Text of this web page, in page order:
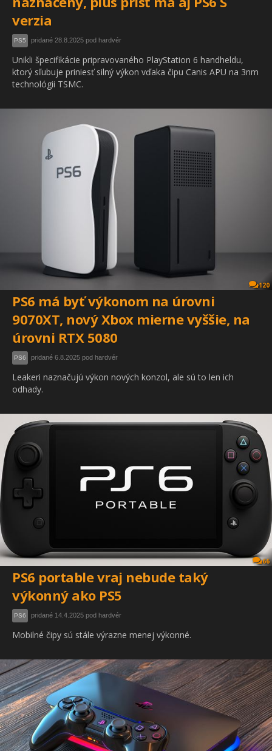
verzia
PS5 pridané 28.8.2025 pod hardvér
Unikli špecifikácie pripravovaného PlayStation 6 handheldu,
ktorý sľubuje priniesť silný výkon vďaka čipu Canis APU na 3nm
technológii TSMC.
120
PS6 má byť výkonom na úrovni
9070XT, nový Xbox mierne vyššie, na
úrovni RTX 5080
PS6 pridané 6.8.2025 pod hardvér
Leakeri naznačujú výkon nových konzol, ale sú to len ich
odhady.
66
PS6 portable vraj nebude taký
výkonný ako PS5
PS6 pridané 14.4.2025 pod hardvér
Mobilné čipy sú stále výrazne menej výkonné.